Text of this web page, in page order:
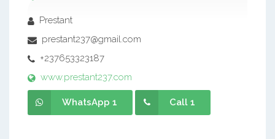
Prestant
prestant237@gmail.com
+237653323187
www.prestant237.com
WhatsApp 1 Call 1